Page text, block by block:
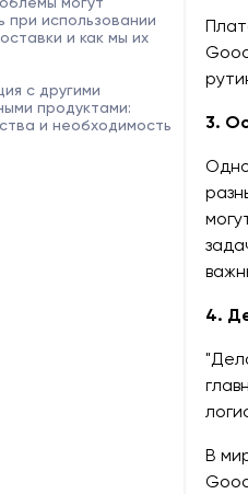
при использовании
и как мы их
с другими
продуктами:
и необходимость
3.
4.
В